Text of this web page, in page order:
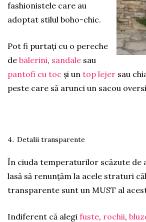
fashionistele care au
adoptat stilul boho-chic.
Pot fi purtați cu o pereche
de balerini, sandale sau
pantofi cu toc și un top lejer sau
peste care să arunci un sacou
Detalii transparente
În ciuda temperaturilor scăzute de
lasă să renunțăm la acele straturi
transparente sunt un MUST al
Indiferent că alegi fuste, rochii,